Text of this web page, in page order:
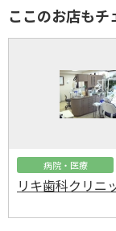
ここのお店もチ
病院・医療
リキ歯科クリニ